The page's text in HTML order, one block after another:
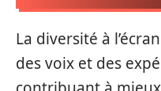
La diversité à
des voix et des